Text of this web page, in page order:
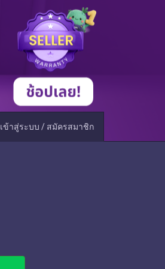
เข้าสู่ระบบ / สมัครสมาชิก